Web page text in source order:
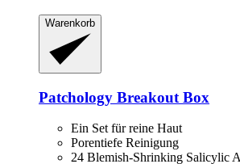
Warenkorb
Patchology Breakout Box
Ein Set für reine Haut
Porentiefe Reinigung
24 Blemish-Shrinking Salicylic